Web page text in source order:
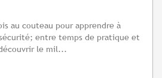
au couteau pour apprendre à
entre temps de pratique et
le mil...